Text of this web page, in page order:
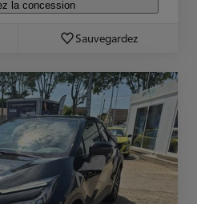
la concession
Sauvegardez